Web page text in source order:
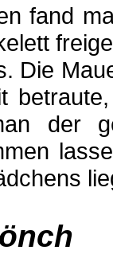
fand
Die
der